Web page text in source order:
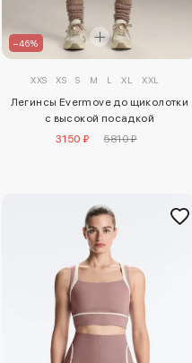
–46%
XXS XS S M L XL XXL
Легинсы Evermove до щиколотки
с высокой посадкой
3150 ₽
5810 ₽